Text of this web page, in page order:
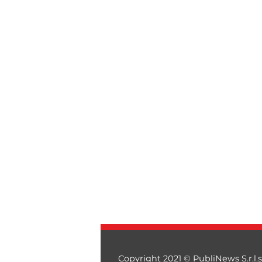
Copyright 2021 © PubliNews